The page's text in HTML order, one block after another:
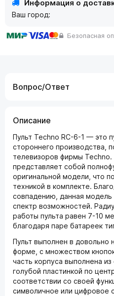
Информация о
Ваш город:
Безопасная
Вопрос/Ответ
Описание
Пульт Techno RC-6-1 — это
стороннего производства,
телевизоров фирмы Techno.
представляет собой
оригинальной модели, что
техникой в комплекте.
совпадению, данная
спектр возможностей.
работы пульта равен 7-10
благодаря паре батареек
Пульт выполнен в довольно
форме, с множеством
часть корпуса выполнена из
голубой пластинкой по
соответствии со своей
символичное или цифровое